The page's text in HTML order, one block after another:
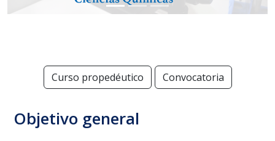
Curso propedéutico Convocatoria
Objetivo general